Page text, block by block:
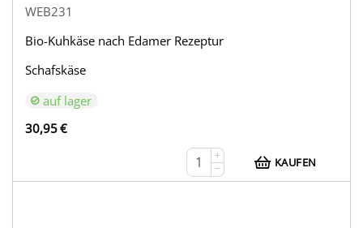
WEB231
Bio-Kuhkäse nach Edamer Rezeptur
Schafskäse
auf lager
30,95€
+
−
KAUFEN